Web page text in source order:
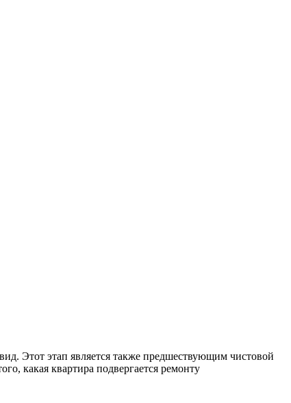
Этот этап является также предшествующим чистовой
какая квартира подвергается ремонту